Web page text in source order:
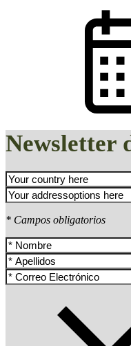
Newsletter
* Campos obligatorios